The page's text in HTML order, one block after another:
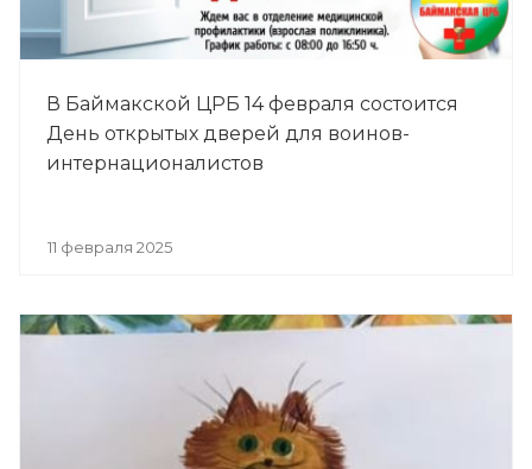
В Баймакской ЦРБ 14 февраля состоится
День открытых дверей для воинов-
интернационалистов
11 февраля 2025